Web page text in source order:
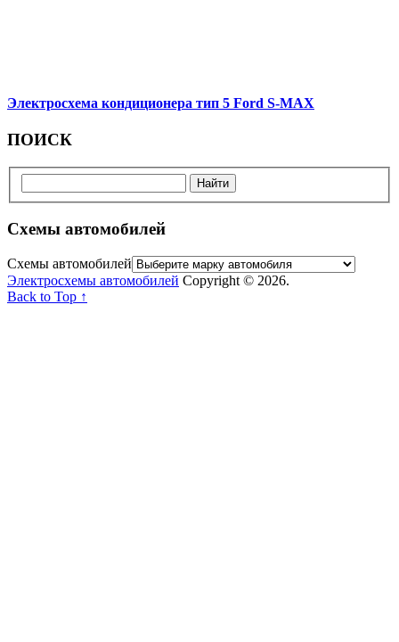
Электросхема кондиционера тип 5 Ford S-MAX
ПОИСК
Схемы автомобилей
Схемы автомобилей
Электросхемы автомобилей Copyright © 2026.
Back to Top ↑